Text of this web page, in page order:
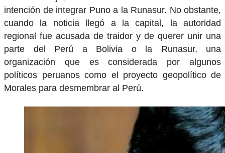
intención de integrar Puno a la Runasur. No obstante,
cuando la noticia llegó a la capital, la autoridad
regional fue acusada de traidor y de querer unir una
parte del Perú a Bolivia o la Runasur, una
organización que es considerada por algunos
políticos peruanos como el proyecto geopolítico de
Morales para desmembrar al Perú.